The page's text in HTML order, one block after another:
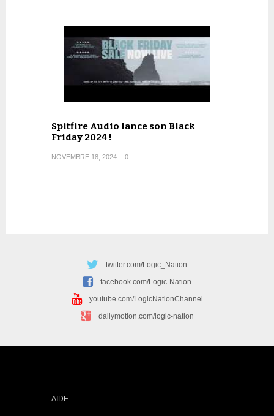
Spitfire Audio lance son Black
Friday 2024 !
NOVEMBRE 18, 2024 0
twitter.com/Logic_Nation
facebook.com/Logic-Nation
youtube.com/LogicNationChannel
dailymotion.com/logic-nation
AIDE